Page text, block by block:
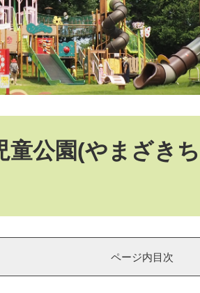
童公園(やまざき
ページ内目次